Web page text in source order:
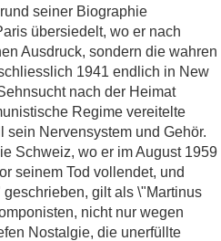
seiner Biographie
übersiedelt, wo er nach
Ausdruck, sondern die wahren
1941 endlich in New
nach der Heimat
Regime vereitelte
Nervensystem und Gehör.
Schweiz, wo er im August 1959
seinem Tod vollendet, und
gilt als \"Martinus
nicht nur wegen
Nostalgie, die unerfüllte